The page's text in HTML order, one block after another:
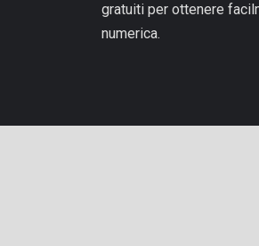
gratuiti per ottenere
numerica.